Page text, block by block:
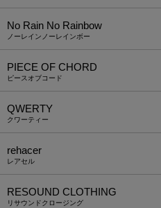
No Rain No Rainbow
ノーレインノーレインボー
PIECE OF CHORD
ピースオブコード
QWERTY
クワーティー
rehacer
レアセル
RESOUND CLOTHING
リサウンドクロージング